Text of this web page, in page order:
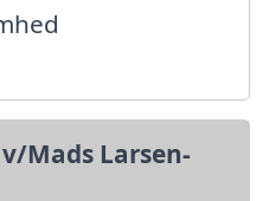
Mads Larsen-